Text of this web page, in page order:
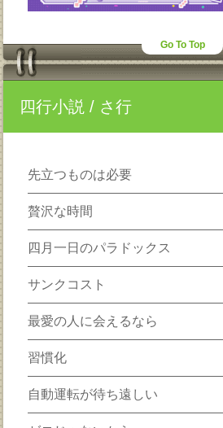
Go To Top
四行小説 / さ行
先立つものは必要
贅沢な時間
四月一日のパラドックス
サンクコスト
最愛の人に会えるなら
習慣化
自動運転が待ち遠しい